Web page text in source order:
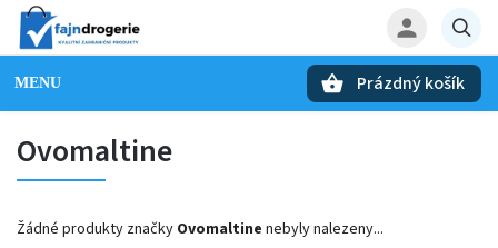
Prázdný košík
Ovomaltine
Žádné produkty značky Ovomaltine nebyly nalezeny...